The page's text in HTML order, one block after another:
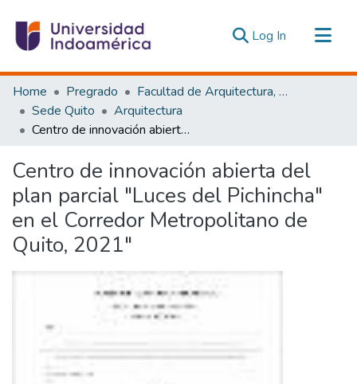
Log In (current)
Communities & Collections
All of DSpace
Statistics
Home Pregrado
Facultad de Arquitectura, Artes y Diseño
Sede Quito
Arquitectura
Centro de innovación abierta del plan parcial "Luces del Pichincha" en el Corredor Metropolitano de Quito, 2021"
Centro de innovación abierta del
plan parcial "Luces del Pichincha"
en el Corredor Metropolitano de
Quito, 2021"